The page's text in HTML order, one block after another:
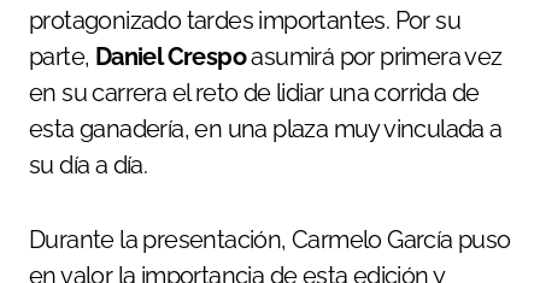
protagonizado tardes importantes. Por su
parte, Daniel Crespoasumirá por primera vez
en su carrera el reto de lidiar una corrida de
esta ganadería, en una plaza muy vinculada a
su día a día.
Durante la presentación, Carmelo García puso
en valor la importancia de esta edición y